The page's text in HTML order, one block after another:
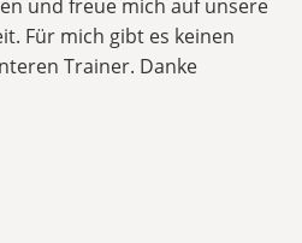
und freue mich auf unsere
Für mich gibt es keinen
Trainer. Danke